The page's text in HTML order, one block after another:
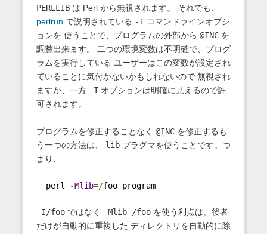
PERLLIBは Perl から無視されます。 それでも、
perlrun で説明されている -I コマンドラインオプシ
ョンを 使うことで、プログラムの外部から @INCを
調整出来ます。 二つの環境変数は不明確で、プログ
ラムを実行している ユーザーはこの変数が設定され
ていることに気付かないかもしれないので 無視され
ますが、一方 -I オプションは明確に見えるので許
可されます。
プログラムを修正することなく @INCを修正するも
う一つの方法は、 libプラグマを使うことです。つ
まり:
perl -Mlib=/foo program
-I/fooではなく -Mlib=/fooを使う利点は、後者
だけが自動的に重複した ディレクトリを自動的に除